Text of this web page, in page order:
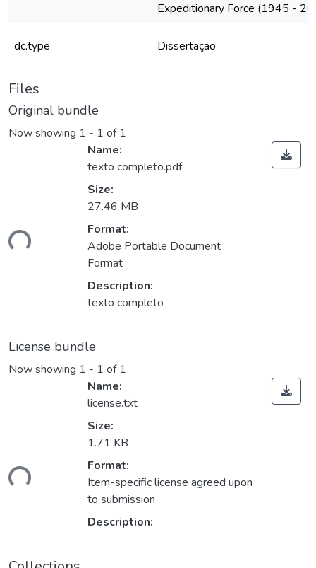
Expeditionary Force (1945 -
dc.type Dissertação
Files
Original bundle
Now showing 1 - 1 of 1
Loading...
Name:
texto completo.pdf
Size:
27.46 MB
Format:
Adobe Portable Document
Format
Description:
texto completo
License bundle
Now showing 1 - 1 of 1
Loading...
Name:
license.txt
Size:
1.71 KB
Format:
Item-specific license agreed upon
to submission
Description: